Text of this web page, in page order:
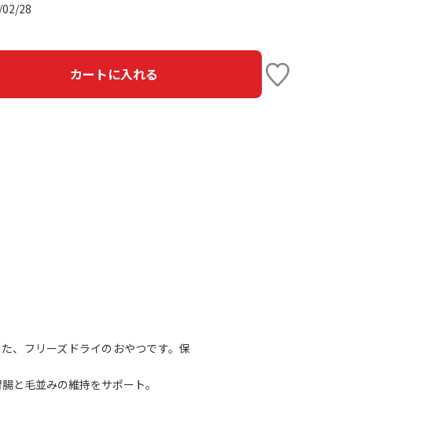
28
カートに入れる
、フリーズドライのおやつです。保
と毛並みの維持をサポート。